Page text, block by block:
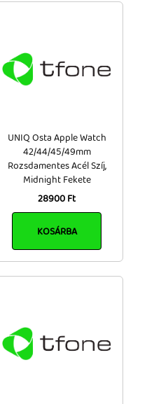
UNIQ Osta Apple Watch
42/44/45/49mm
Rozsdamentes Acél Szíj,
Midnight Fekete
28900 Ft
KOSÁRBA